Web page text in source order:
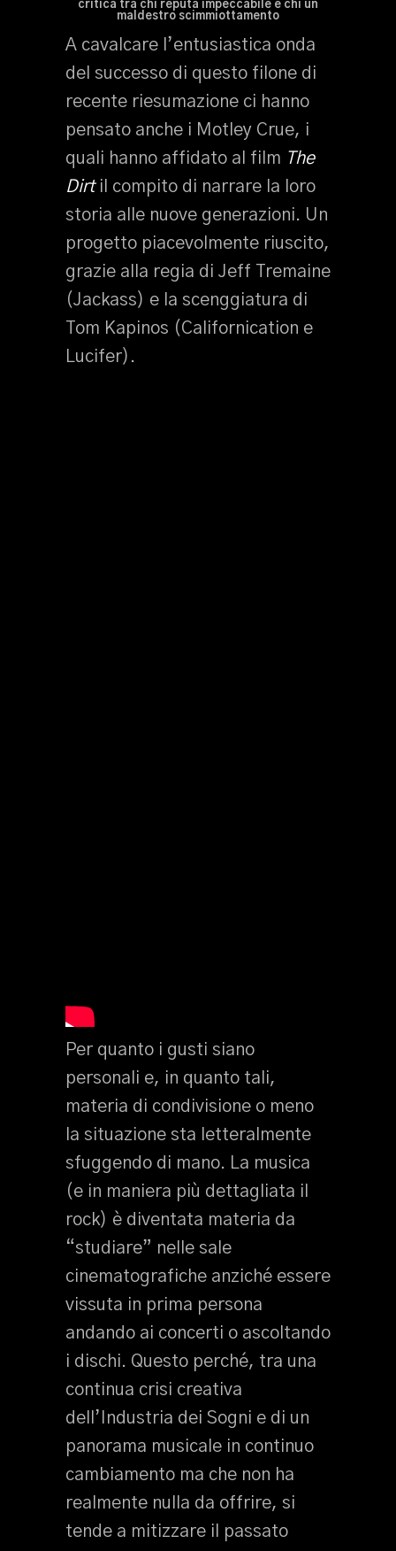
critica tra chi reputa impeccabile e chi un
maldestro scimmiottamento
A cavalcare l’entusiastica onda
del successo di questo filone di
recente riesumazione ci hanno
pensato anche i Motley Crue, i
quali hanno affidato al film The
Dirt il compito di narrare la loro
storia alle nuove generazioni. Un
progetto piacevolmente riuscito,
grazie alla regia di Jeff Tremaine
(Jackass) e la scenggiatura di
Tom Kapinos (Californication e
Lucifer).
Per quanto i gusti siano
personali e, in quanto tali,
materia di condivisione o meno
la situazione sta letteralmente
sfuggendo di mano. La musica
(e in maniera più dettagliata il
rock) è diventata materia da
“studiare” nelle sale
cinematografiche anziché essere
vissuta in prima persona
andando ai concerti o ascoltando
i dischi. Questo perché, tra una
continua crisi creativa
dell’Industria dei Sogni e di un
panorama musicale in continuo
cambiamento ma che non ha
realmente nulla da offrire, si
tende a mitizzare il passato